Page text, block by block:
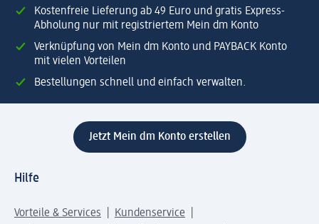
Kostenfreie Lieferung ab 49 Euro und gratis Express-
Abholung nur mit registriertem Mein dm Konto
Verknüpfung von Mein dm Konto und PAYBACK Konto
mit vielen Vorteilen
Bestellungen schnell und einfach verwalten.
Jetzt Mein dm Konto erstellen
Hilfe
Vorteile & Services
Kundenservice